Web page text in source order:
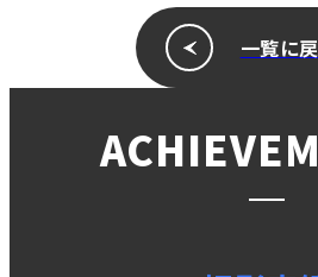
一覧に